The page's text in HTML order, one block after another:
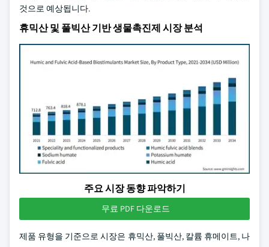
것으로 예상됩니다.
휴믹산 및 풀빅산 기반 생물촉진제 시장 분석
주요 시장 동향 파악하기
무료 PDF 다운로드
제품 유형을 기준으로 시장은 휴믹산, 풀빅산, 칼륨 휴메이트, 나